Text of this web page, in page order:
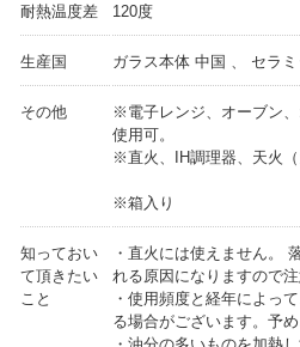
耐熱温度差 120度
生産国 ガラス本体 中国 、 セラ
その他
※電子レンジ、オーブン
使用可。
※直火、IH調理器、天火
※箱入り
知っておい
て頂きたい
こと
・直火には使えません。
れる原因になりますので注
・使用頻度と経年によっ
る場合がございます。予め